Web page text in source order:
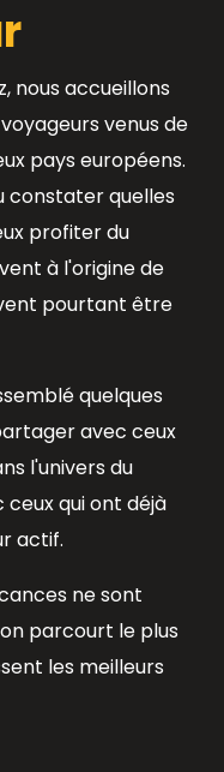
nous accueillons
venus de
pays européens.
constater quelles
profiter du
à l'origine de
pourtant être
quelques
avec ceux
l'univers du
qui ont déjà
actif.
ne sont
parcourt le plus
les meilleurs